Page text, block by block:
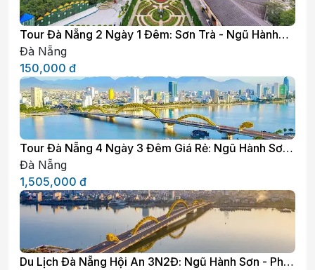
Tour Đà Nẵng 2 Ngày 1 Đêm: Sơn Trà - Ngũ Hành
Sơn - Hội An - Bà Nà Hills
Đà Nẵng
150,000 đ
Tour Đà Nẵng 4 Ngày 3 Đêm Giá Rẻ: Ngũ Hành Sơn
- Hội An - Cù Lao Chàm - City Đà Nẵng
Đà Nẵng
1,505,000 đ
Du Lịch Đà Nẵng Hội An 3N2Đ: Ngũ Hành Sơn - Phố